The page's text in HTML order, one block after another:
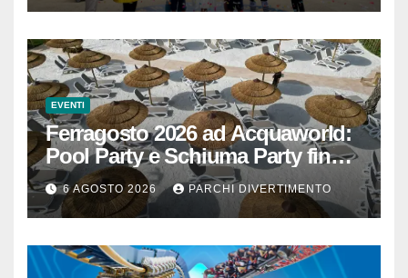
EVENTI
Ferragosto 2026 ad Acquaworld:
Pool Party e Schiuma Party fino a
mezzanotte
6 AGOSTO 2026 PARCHI DIVERTIMENTO